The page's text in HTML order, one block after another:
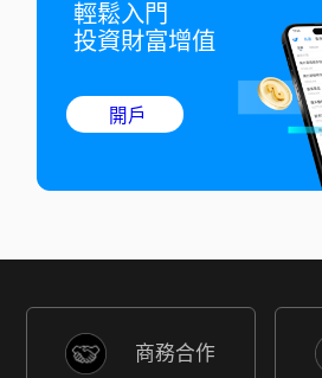
輕鬆入門
投資財富增值
開戶
商務合作